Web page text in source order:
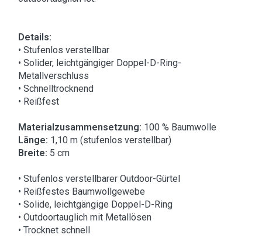
Details:
• Stufenlos verstellbar
• Solider, leichtgängiger Doppel-D-Ring-
Metallverschluss
• Schnelltrocknend
• Reißfest
Materialzusammensetzung: 100 % Baumwolle
Länge: 1,10 m (stufenlos verstellbar)
Breite: 5 cm
• Stufenlos verstellbarer Outdoor-Gürtel
• Reißfestes Baumwollgewebe
• Solide, leichtgängige Doppel-D-Ring
• Outdoortauglich mit Metallösen
• Trocknet schnell